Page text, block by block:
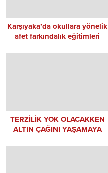
Karşıyaka’da okullara yönelik
afet farkındalık eğitimleri
başladı
TERZİLİK YOK OLACAKKEN
ALTIN ÇAĞINI YAŞAMAYA
BAŞLADI